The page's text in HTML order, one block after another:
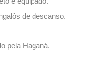
de descanso.
pela Haganá.